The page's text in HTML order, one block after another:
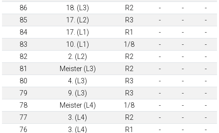
86
18. (L3) R2 - -
-
85
17. (L2) R3 - -
-
84
17. (L1) R1 - -
-
83
10. (L1) 1/8 - -
-
82
2. (L2) R2 - -
-
81
Meister (L3) R2 - -
-
80
4. (L3) R3 - -
-
79
9. (L3) R3 - -
-
78
Meister (L4) 1/8 - -
-
77
3. (L4) R2 - -
-
76
3. (L4) R1 - -
-